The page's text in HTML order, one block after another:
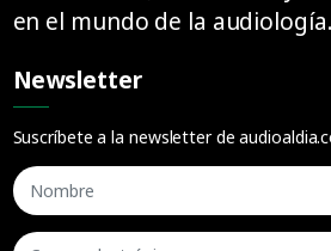
en el mundo de la audiología.
Newsletter
Suscríbete a la newsletter de